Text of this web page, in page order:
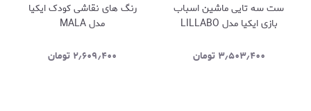
ست سه تایی ماشین اسباب
بازی ایکیا مدل LILLABO
۳٫۵۰۳٫۴۰۰ تومان
رنگ های نقاشی کودک ایکیا
مدل MALA
۲٫۶۰۹٫۴۰۰ تومان